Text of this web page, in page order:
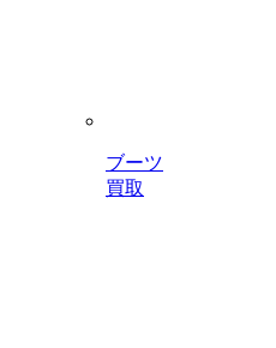
ブーツ
買取